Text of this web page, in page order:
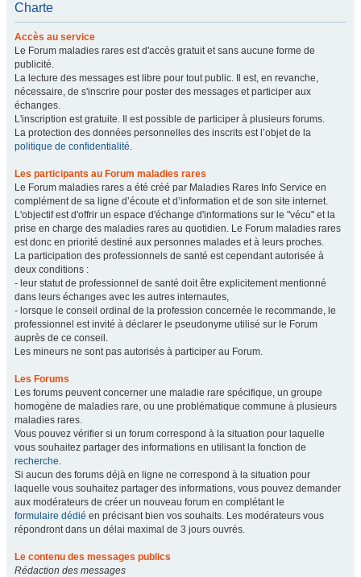
Charte
Accès au service
Le Forum maladies rares est d'accès gratuit et sans aucune forme de
publicité.
La lecture des messages est libre pour tout public. Il est, en revanche,
nécessaire, de s'inscrire pour poster des messages et participer aux
échanges.
L'inscription est gratuite. Il est possible de participer à plusieurs forums.
La protection des données personnelles des inscrits est l’objet de la
politique de confidentialité.
Les participants au Forum maladies rares
Le Forum maladies rares a été créé par Maladies Rares Info Service en
complément de sa ligne d’écoute et d’information et de son site internet.
L'objectif est d'offrir un espace d'échange d'informations sur le "vécu" et la
prise en charge des maladies rares au quotidien. Le Forum maladies rares
est donc en priorité destiné aux personnes malades et à leurs proches.
La participation des professionnels de santé est cependant autorisée à
deux conditions :
- leur statut de professionnel de santé doit être explicitement mentionné
dans leurs échanges avec les autres internautes,
- lorsque le conseil ordinal de la profession concernée le recommande, le
professionnel est invité à déclarer le pseudonyme utilisé sur le Forum
auprès de ce conseil.
Les mineurs ne sont pas autorisés à participer au Forum.
Les Forums
Les forums peuvent concerner une maladie rare spécifique, un groupe
homogène de maladies rare, ou une problématique commune à plusieurs
maladies rares.
Vous pouvez vérifier si un forum correspond à la situation pour laquelle
vous souhaitez partager des informations en utilisant la fonction de
recherche.
Si aucun des forums déjà en ligne ne correspond à la situation pour
laquelle vous souhaitez partager des informations, vous pouvez demander
aux modérateurs de créer un nouveau forum en complétant le
formulaire dédié en précisant bien vos souhaits. Les modérateurs vous
répondront dans un délai maximal de 3 jours ouvrés.
Le contenu des messages publics
Rédaction des messages